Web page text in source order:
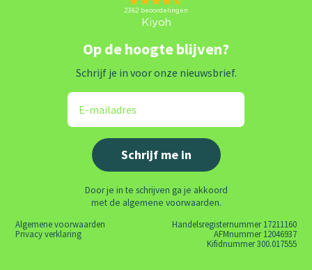
Op de hoogte blijven?
Schrijf je in voor onze nieuwsbrief.
Door je in te schrijven ga je akkoord
met de algemene voorwaarden.
Algemene voorwaarden
Privacy verklaring
Handelsregisternummer 17211160
AFMnummer 12046937
Kifidnummer 300.017555